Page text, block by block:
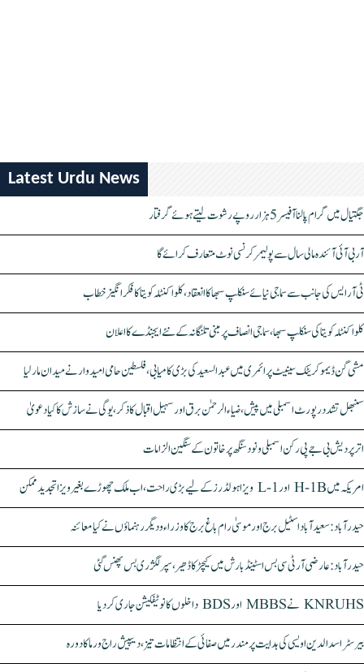
Latest Urdu News
جگتیال میں گرام پالنا آفیسر 5 ہزار روپے رشوت لیتے ہوئے گرفتار
آر بی آئی آئندہ مالی سال سے پولیمر کرنسی نوٹ متعارف کرائے گا
ٹی آر ایس کی جانب سے سماجی نیائے سنکلپ سبھا کا انعقاد، کلواکنٹلہ کویتا کا فکر انگیز خطاب
کلواکنٹلہ کویتا کی سنکلپ سبھا، سماجی انصاف پر مبنی تلنگانہ کے نئے ایجنڈے کا اعلان
مشی گن ڈیموکریٹک سینیٹ پرائمری میں عبدالسعید کی بڑی کامیابی، فلسطین حامی امیدوار نے میدان مار لیا
سنبھل تشدد رپورٹ اسمبلی میں پیش، ضیاء الرحمٰن برق اور سہیل اقبال کا ذکر، یوگی نے سازش کا کیا دعویٰ
اتر پردیش بی جے پی رکن اسمبلی ونود سنگھ پر خاتون کے سنگین الزامات
امریکہ میں H-1B اور L-1 ویزا ہولڈرز کے لیے بڑی راحت، اب ملک چھوڑے بغیر ویزا تجدید ممکن
حیدرآباد: سعیدآباد اسٹیل برج اور موسیٰ رام باغ برج کا وزراء و دیگر رہنماؤں نے کیا معائنہ
حیدرآباد: عارضی آر ٹی سی بس اسٹینڈ بارش میں کیچڑ کا ڈھیر، سپر لگژری بس پھنس گئی
KNRUHS نے MBBS اور BDS داخلوں کا نوٹیفکیشن جاری کر دیا
بیرسٹر اسدالدین اویسی کی ہدایت پر مندر میں صفائی کے انتظامات تیز، دیپیش راج ورما کا دورہ